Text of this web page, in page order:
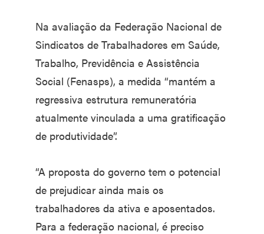
Na avaliação da Federação Nacional de
Sindicatos de Trabalhadores em Saúde,
Trabalho, Previdência e Assistência
Social (Fenasps), a medida “mantém a
regressiva estrutura remuneratória
atualmente vinculada a uma gratificação
de produtividade”.
“A proposta do governo tem o potencial
de prejudicar ainda mais os
trabalhadores da ativa e aposentados.
Para a federação nacional, é preciso